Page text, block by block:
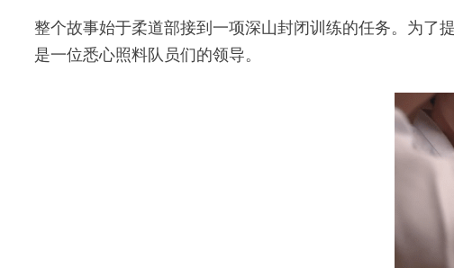
整个故事始于柔道部接到一项深山封闭训练的任务。为了
是一位悉心照料队员们的领导。